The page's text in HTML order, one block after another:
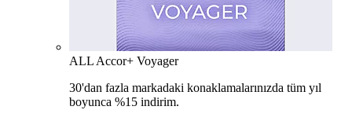
ALL Accor+ Voyager
30'dan fazla markadaki konaklamalarınızda tüm yıl
boyunca %15 indirim.